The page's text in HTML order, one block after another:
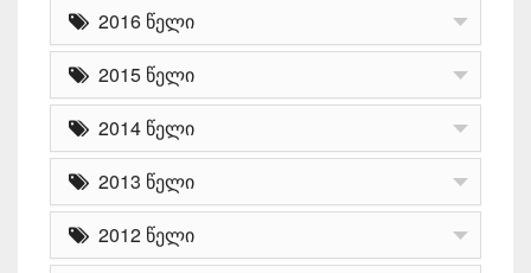
2016 წელი
2015 წელი
2014 წელი
2013 წელი
2012 წელი